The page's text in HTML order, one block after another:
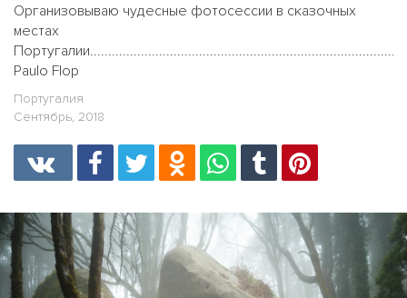
Организовываю чудесные фотосессии в сказочных
местах
Paulo Flop
Португалия
Сентябрь, 2018